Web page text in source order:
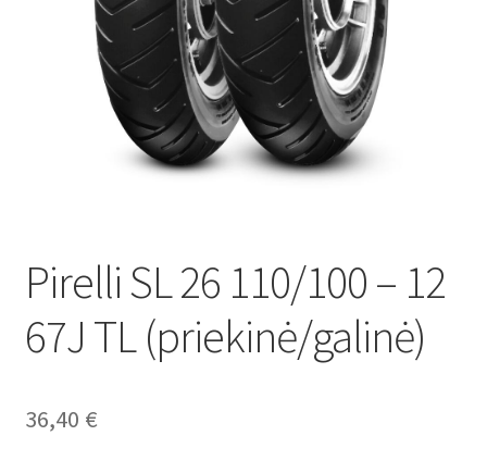
Pirelli SL 26 110/100 – 12
67J TL (priekinė/galinė)
36,40 €